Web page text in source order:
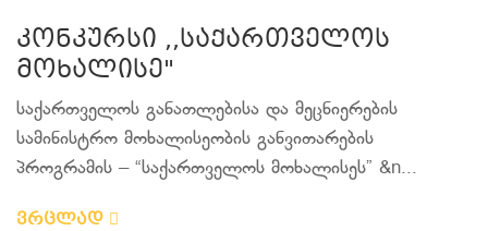
კონკურსი ,,საქართველოს
მოხალისე"
საქართველოს განათლებისა და მეცნიერების
სამინისტრო მოხალისეობის განვითარების
პროგრამის – “საქართველოს მოხალისეს” &n...
ვრცლად